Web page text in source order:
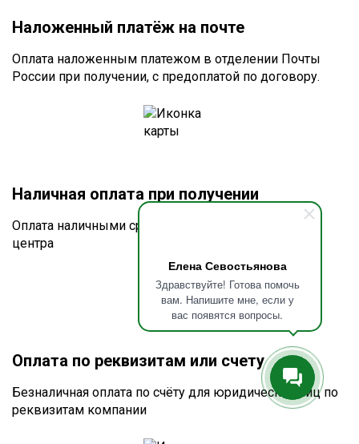
Елена Севостьянова
Здравствуйте! Готова помочь
вам. Напишите мне, если у
вас появятся вопросы.
Наложенный платёж на почте
Оплата наложенным платежом в отделении Почты
России при получении, с предоплатой по договору.
Наличная оплата при получении
Оплата наличными средствами в офисах учебного
центра
Оплата по реквизитам или счету
Безналичная оплата по счёту для юридических лиц по
реквизитам компании